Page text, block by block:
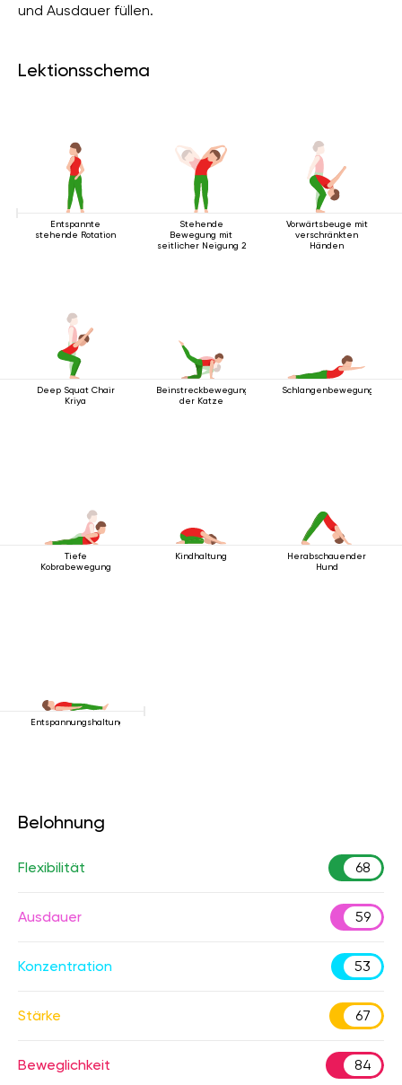
und Ausdauer füllen.
Lektionsschema
Entspannte
stehende Rotation
Stehende
Bewegung mit
seitlicher Neigung 2
Vorwärtsbeuge mit
verschränkten
Händen
Deep Squat Chair
Kriya
Beinstreckbewegung
der Katze
Schlangenbewegung
Tiefe
Kobrabewegung
Kindhaltung
Herabschauender
Hund
Entspannungshaltung
Belohnung
Flexibilität 68
Ausdauer 59
Konzentration 53
Stärke 67
Beweglichkeit 84